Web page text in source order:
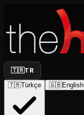
🇹🇷TR
🇹🇷Türkçe 🇬🇧English